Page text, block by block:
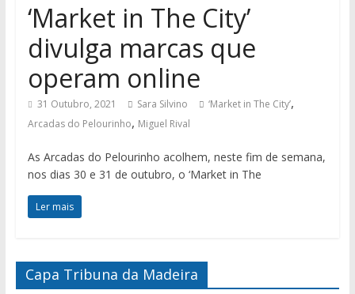
‘Market in The City’
divulga marcas que
operam online
31 Outubro, 2021 Sara Silvino ‘Market in The City’,
Arcadas do Pelourinho, Miguel Rival
As Arcadas do Pelourinho acolhem, neste fim de semana,
nos dias 30 e 31 de outubro, o ‘Market in The
Ler mais
Capa Tribuna da Madeira